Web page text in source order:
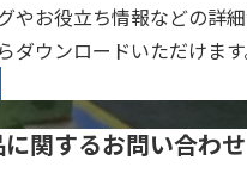
やお役立ち情報などの詳
ダウンロードいただけます
関するお問い合わせ